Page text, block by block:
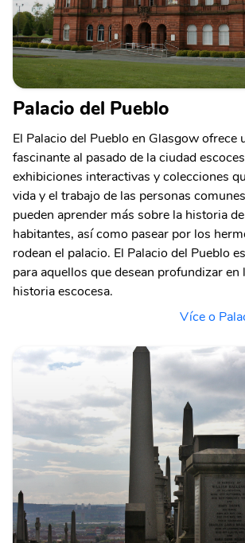
Palacio del Pueblo
El Palacio del Pueblo en Glasgow ofrece
fascinante al pasado de la ciudad
exhibiciones interactivas y colecciones
vida y el trabajo de las personas
pueden aprender más sobre la historia
habitantes, así como pasear por los
rodean el palacio. El Palacio del Pueblo
para aquellos que desean profundizar en
historia escocesa.
Více o